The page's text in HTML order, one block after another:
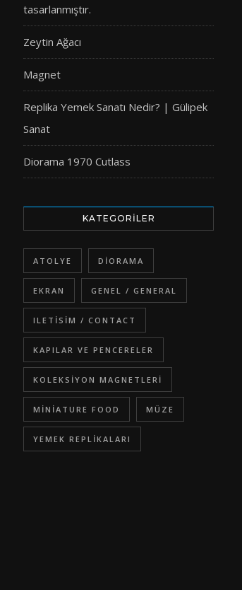
tasarlanmıştır.
Zeytin Ağacı
Magnet
Replika Yemek Sanatı Nedir? | Gülipek
Sanat
Diorama 1970 Cutlass
KATEGORILER
ATOLYE DIORAMA
EKRAN GENEL / GENERAL
ILETISIM / CONTACT
KAPILAR VE PENCERELER
KOLEKSIYON MAGNETLERI
MINIATURE FOOD MÜZE
YEMEK REPLIKALARI